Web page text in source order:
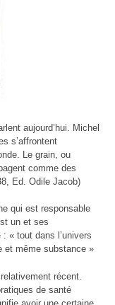
aujourd’hui. Michel
s’affrontent
Le grain, ou
comme des
Ed. Odile Jacob)
qui est responsable
un et ses
« tout dans l’univers
et même substance »
récent.
de santé